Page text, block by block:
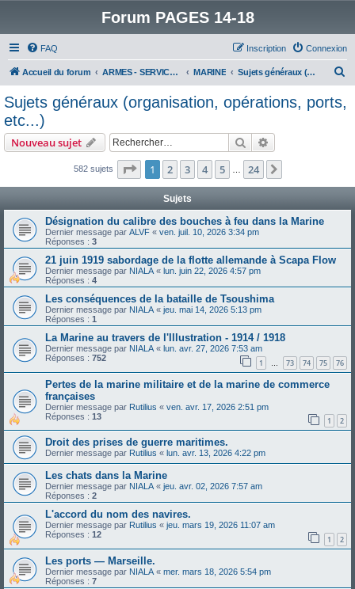
Forum PAGES 14-18
FAQ Connexion
Inscription
Accueil du forum ARMES - SERVICES - UNITES : historiques & discussions MARINE Sujets généraux (organisation, opérations, ports, etc...)
c
Sujets généraux (organisation, opérations, ports,
etc...)
Nouveau sujet Rechercher
582 sujets Page 1sur24
1 2 3 4 5 24
Sujets
Désignation du calibre des bouches à feu dans la Marine
Dernier message par ALVF « ven. juil. 10, 2026 3:34 pm
Réponses : 3
21 juin 1919 sabordage de la flotte allemande à Scapa Flow
Dernier message par NIALA « lun. juin 22, 2026 4:57 pm
Réponses : 4
Les conséquences de la bataille de Tsoushima
Dernier message par NIALA « jeu. mai 14, 2026 5:13 pm
Réponses : 1
La Marine au travers de l'Illustration - 1914 / 1918
Dernier message par NIALA « lun. avr. 27, 2026 7:53 am
Réponses : 752 1 … 73 74 75 76
Pertes de la marine militaire et de la marine de commerce
françaises
Dernier message par Rutilius « ven. avr. 17, 2026 2:51 pm
Réponses : 13 1 2
Droit des prises de guerre maritimes.
Dernier message par Rutilius « lun. avr. 13, 2026 4:22 pm
Les chats dans la Marine
Dernier message par NIALA « jeu. avr. 02, 2026 7:57 am
Réponses : 2
L'accord du nom des navires.
Dernier message par Rutilius « jeu. mars 19, 2026 11:07 am
Réponses : 12 1 2
Les ports — Marseille.
Dernier message par NIALA « mer. mars 18, 2026 5:54 pm
Réponses : 7